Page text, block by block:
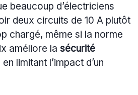
beaucoup d’électriciens
deux circuits de 10 A plutôt
chargé, même si la norme
améliore la sécurité
limitant l’impact d’un